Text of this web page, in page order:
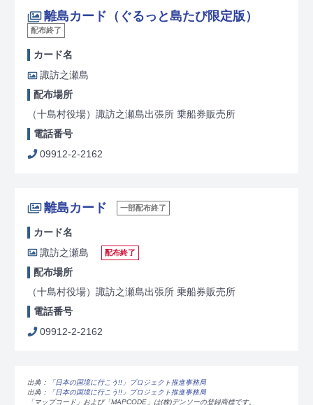
離島カード（ぐるっと島たび限定版）
配布終了
カード名
諏訪之瀬島
配布場所
（十島村役場）諏訪之瀬島出張所 乗船券販売所
電話番号
09912-2-2162
離島カード 一部配布終了
カード名
諏訪之瀬島
配布終了
配布場所
（十島村役場）諏訪之瀬島出張所 乗船券販売所
電話番号
09912-2-2162
出典：
「日本の国境に行こう!!」プロジェクト推進事務局
出典：
「日本の国境に行こう!!」プロジェクト推進事務局
「マップコード」および「MAPCODE」は(株)デンソーの登録商標です。